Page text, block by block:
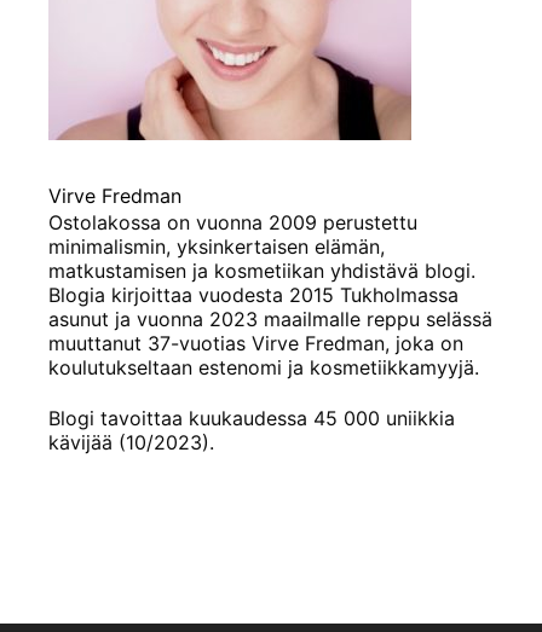
Virve Fredman
Ostolakossa on vuonna 2009 perustettu
minimalismin, yksinkertaisen elämän,
matkustamisen ja kosmetiikan yhdistävä blogi.
Blogia kirjoittaa vuodesta 2015 Tukholmassa
asunut ja vuonna 2023 maailmalle reppu selässä
muuttanut 37-vuotias Virve Fredman, joka on
koulutukseltaan estenomi ja kosmetiikkamyyjä.
Blogi tavoittaa kuukaudessa 45 000 uniikkia
kävijää (10/2023).